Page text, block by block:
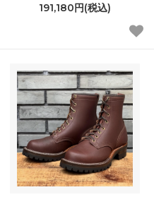
191,180円(税込)